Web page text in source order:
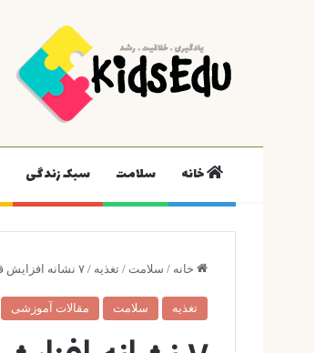
خانه سلامت سبک زندگی
خانه / سلامت / تغذیه / ۷ نشانه افزایش قند بدن
تغذیه سلامت مقالات آموزشی